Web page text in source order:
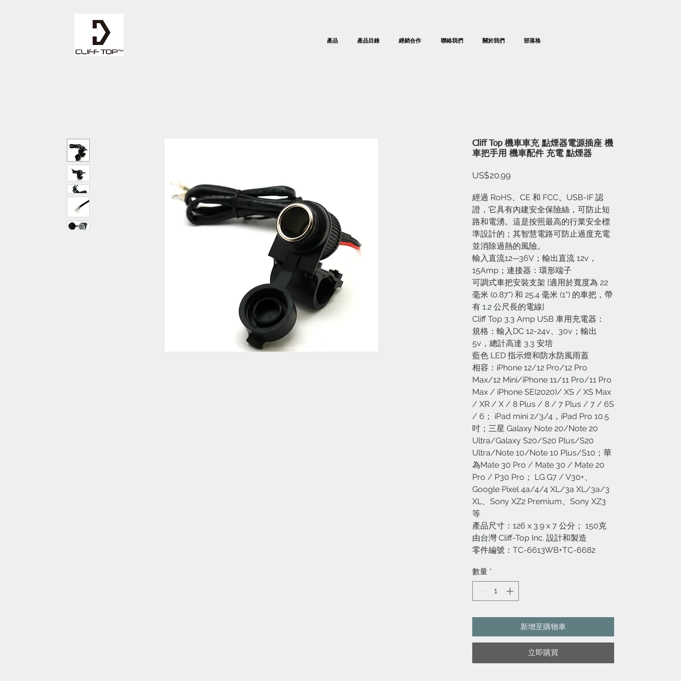
產品 產品目錄 經銷合作 聯絡我們 關於我們 部落格
Cliff Top 機車車充 點煙器電源插座 機
車把手用 機車配件 充電 點煙器
US$20.99價
經過 RoHS、CE 和 FCC、USB-IF 認
證，它具有內建安全保險絲，可防止短
路和電湧。這是按照最高的行業安全標
準設計的；其智慧電路可防止過度充電
並消除過熱的風險。
輸入直流12—36V；輸出直流 12v，
15Amp；連接器：環形端子
可調式車把安裝支架 [適用於寬度為 22
毫米 (0.87") 和 25.4 毫米 (1") 的車把，帶
有 1.2 公尺長的電線]
Cliff Top 3.3 Amp USB 車用充電器：
規格：輸入DC 12-24v、30v；輸出
5v，總計高達 3.3 安培
藍色 LED 指示燈和防水防風雨蓋
相容：iPhone 12/12 Pro/12 Pro
Max/12 Mini/iPhone 11/11 Pro/11 Pro
Max / iPhone SE(2020)/ XS / XS Max
/ XR / X / 8 Plus / 8 / 7 Plus / 7 / 6S
/ 6； iPad mini 2/3/4，iPad Pro 10.5
吋；三星 Galaxy Note 20/Note 20
Ultra/Galaxy S20/S20 Plus/S20
Ultra/Note 10/Note 10 Plus/S10；華
為Mate 30 Pro / Mate 30 / Mate 20
Pro / P30 Pro； LG G7 / V30+、
Google Pixel 4a/4/4 XL/3a XL/3a/3
XL、Sony XZ2 Premium、Sony XZ3
等
產品尺寸：126 x 3.9 x 7 公分； 150克
由台灣 Cliff-Top Inc. 設計和製造
零件編號：TC-6613WB+TC-6682
數量 *
新增至購物車
立即購買